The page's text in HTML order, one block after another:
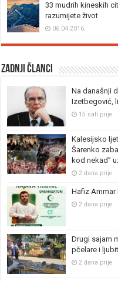
33 mudrih kineskih
razumijete život
06.04.2016.
Zadnji članci
Na današnji
Izetbegović,
15 sati prije
Kalesijsko
Šarenko
kod nekad”
2 dana prije
Hafiz Ammar
2 dana prije
Drugi sajam
pčelare i
2 dana prije